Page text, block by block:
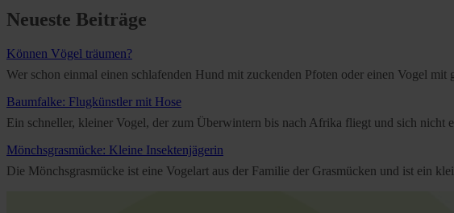
Neueste Beiträge
Können Vögel träumen?
Wer schon einmal einen schlafenden Hund mit zuckenden Pfoten oder einen Vogel
Baumfalke: Flugkünstler mit Hose
Ein schneller, kleiner Vogel, der zum Überwintern bis nach Afrika fliegt und sich nicht
Mönchsgrasmücke: Kleine Insektenjägerin
Die Mönchsgrasmücke ist eine Vogelart aus der Familie der Grasmücken und ist ein